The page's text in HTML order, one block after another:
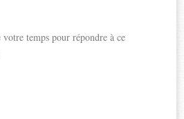
temps pour répondre à ce